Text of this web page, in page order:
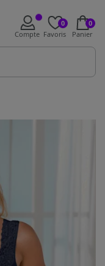
Compte
0
Favoris
0
Panier